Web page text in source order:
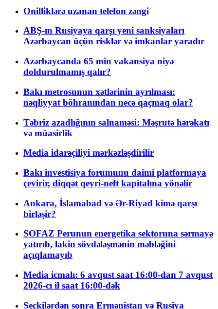
Onilliklərə uzanan telefon zəngi
ABŞ-ın Rusiyaya qarşı yeni sanksiyaları
Azərbaycan üçün risklər və imkanlar yaradır
Azərbaycanda 65 min vakansiya niyə
doldurulmamış qalır?
Bakı metrosunun xətlərinin ayrılması:
nəqliyyat böhranından necə qaçmaq olar?
Təbriz azadlığının salnaməsi: Məşrutə hərəkatı
və müasirlik
Media idarəçiliyi mərkəzləşdirilir
Bakı investisiya forumunu daimi platformaya
çevirir, diqqət qeyri-neft kapitalına yönəlir
Ankara, İslamabad və Ər-Riyad kimə qarşı
birləşir?
SOFAZ Perunun energetika sektoruna sərmayə
yatırıb, lakin sövdələşmənin məbləğini
açıqlamayıb
Media icmalı: 6 avqust saat 16:00-dan 7 avqust
2026-cı il saat 16:00-dək
Seçkilərdən sonra Ermənistan və Rusiya